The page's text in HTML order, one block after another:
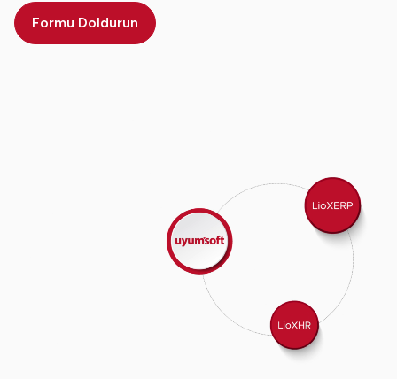
Formu Doldurun